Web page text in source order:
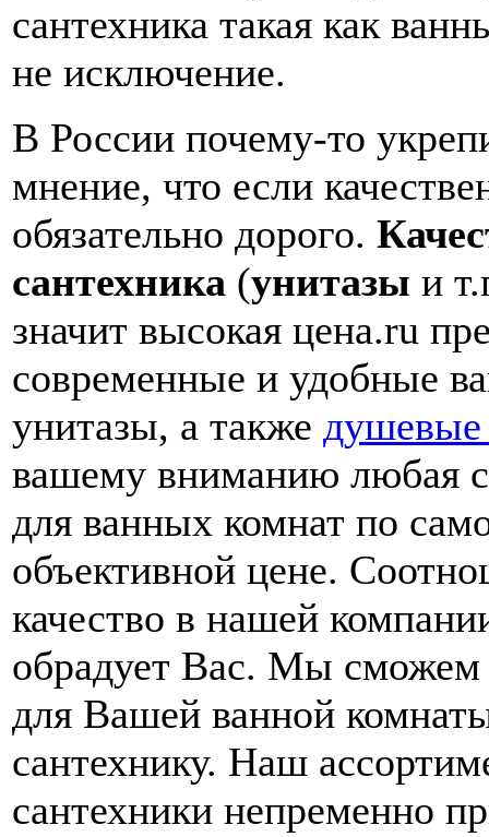
сантехника такая как
не исключение.
В России почему-то
мнение, что если
обязательно дорого.
сантехника (унитазы и
значит высокая цена.ru
современные и удобные
унитазы, а также
вашему вниманию любая
для ванных комнат по
объективной цене.
качество в нашей
обрадует Вас. Мы сможем
для Вашей ванной
сантехнику. Наш
сантехники непременно